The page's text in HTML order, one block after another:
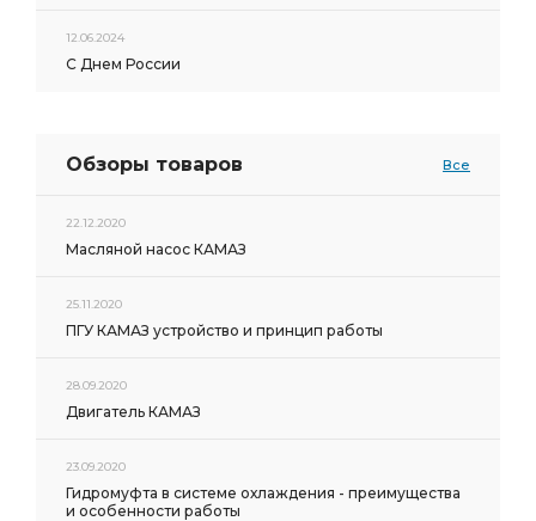
12.06.2024
С Днем России
Обзоры товаров Все
22.12.2020
Масляной насос КАМАЗ
25.11.2020
ПГУ КАМАЗ устройство и принцип работы
28.09.2020
Двигатель КАМАЗ
23.09.2020
Гидромуфта в системе охлаждения - преимущества
и особенности работы